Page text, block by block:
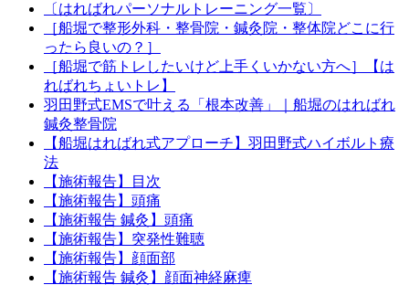
〔はればれパーソナルトレーニング一覧〕
［船堀で整形外科・整骨院・鍼灸院・整体院どこに行
ったら良いの？］
［船堀で筋トレしたいけど上手くいかない方へ］【は
ればれちょいトレ】
羽田野式EMSで叶える「根本改善」｜船堀のはればれ
鍼灸整骨院
【船堀はればれ式アプローチ】羽田野式ハイボルト療
法
【施術報告】目次
【施術報告】頭痛
【施術報告 鍼灸】頭痛
【施術報告】突発性難聴
【施術報告】顔面部
【施術報告 鍼灸】顔面神経麻痺